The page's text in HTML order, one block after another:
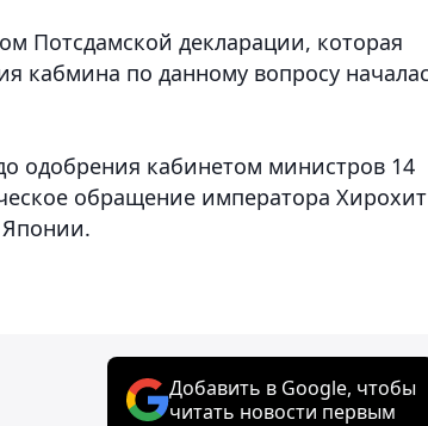
Потсдамской декларации, которая
кабмина по данному вопросу
одобрения кабинетом министров 14
обращение императора
Добавить в Google, чтобы
читать новости первым